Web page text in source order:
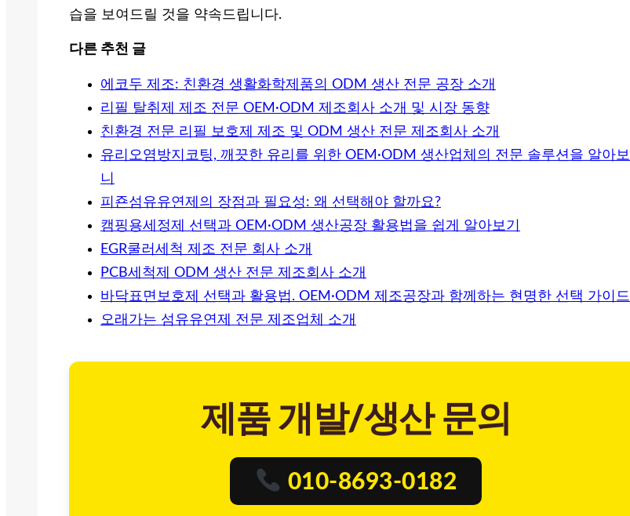
습을 보여드릴 것을 약속드립니다.
다른 추천 글
에코두 제조: 친환경 생활화학제품의 ODM 생산 전문 공장 소개
리필 탈취제 제조 전문 OEM·ODM 제조회사 소개 및 시장 동향
친환경 전문 리필 보호제 제조 및 ODM 생산 전문 제조회사 소개
유리오염방지코팅, 깨끗한 유리를 위한 OEM·ODM 생산업체의 전문 솔루션을 알아보
니
피죤섬유유연제의 장점과 필요성: 왜 선택해야 할까요?
캠핑용세정제 선택과 OEM·ODM 생산공장 활용법을 쉽게 알아보기
EGR쿨러세척 제조 전문 회사 소개
PCB세척제 ODM 생산 전문 제조회사 소개
바닥표면보호제 선택과 활용법. OEM·ODM 제조공장과 함께하는 현명한 선택 가이드
오래가는 섬유유연제 전문 제조업체 소개
제품 개발/생산 문의
010-8693-0182